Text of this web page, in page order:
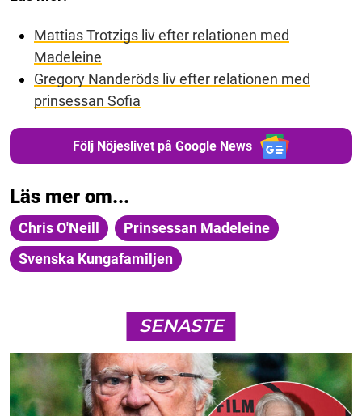
Mattias Trotzigs liv efter relationen med
Madeleine
Gregory Nanderöds liv efter relationen med
prinsessan Sofia
Följ Nöjeslivet på Google News
Läs mer om...
Chris O'Neill
Prinsessan Madeleine
Svenska Kungafamiljen
SENASTE